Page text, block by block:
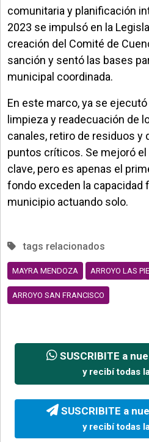
comunitaria y planificación
2023 se impulsó en la
creación del Comité de
sanción y sentó las bases
municipal coordinada.
En este marco, ya se
limpieza y readecuación de
canales, retiro de residuos y
puntos críticos. Se mejoró
clave, pero es apenas el
fondo exceden la capacidad
municipio actuando solo.
tags relacionados
MAYRA MENDOZA ARROYO LAS
ARROYO SAN FRANCISCO
SUSCRIBITE a
y recibí todas
SUSCRIBITE a
y recibí todas